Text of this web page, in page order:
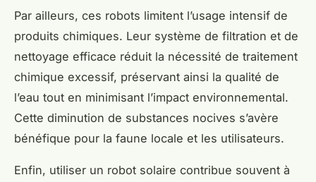
Par ailleurs, ces robots limitent l’usage intensif de
produits chimiques. Leur système de filtration et de
nettoyage efficace réduit la nécessité de traitement
chimique excessif, préservant ainsi la qualité de
l’eau tout en minimisant l’impact environnemental.
Cette diminution de substances nocives s’avère
bénéfique pour la faune locale et les utilisateurs.
Enfin, utiliser un robot solaire contribue souvent à